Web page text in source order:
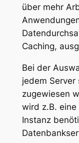
über mehr
Caching,
Bei der
jedem Server
zugewiesen
wird z.B.
Instanz